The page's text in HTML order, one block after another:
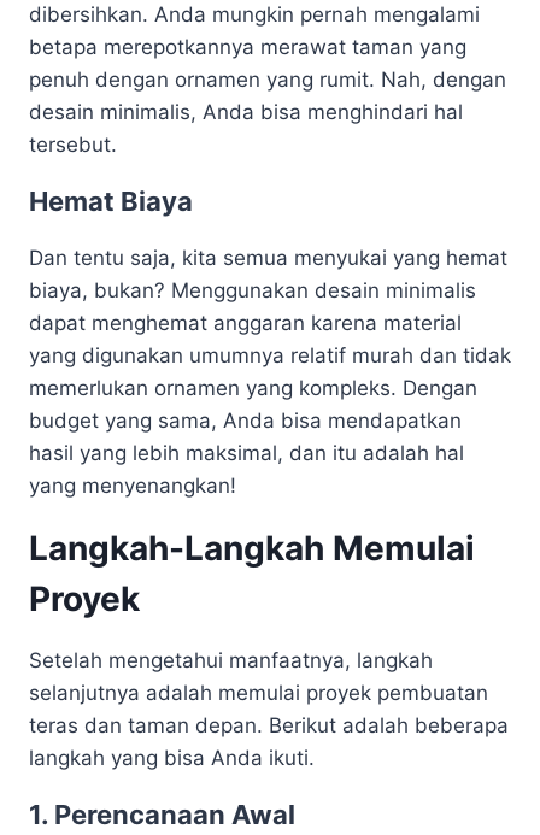
dibersihkan. Anda mungkin pernah mengalami
betapa merepotkannya merawat taman yang
penuh dengan ornamen yang rumit. Nah, dengan
desain minimalis, Anda bisa menghindari hal
tersebut.
Hemat Biaya
Dan tentu saja, kita semua menyukai yang hemat
biaya, bukan? Menggunakan desain minimalis
dapat menghemat anggaran karena material
yang digunakan umumnya relatif murah dan tidak
memerlukan ornamen yang kompleks. Dengan
budget yang sama, Anda bisa mendapatkan
hasil yang lebih maksimal, dan itu adalah hal
yang menyenangkan!
Langkah-Langkah Memulai
Proyek
Setelah mengetahui manfaatnya, langkah
selanjutnya adalah memulai proyek pembuatan
teras dan taman depan. Berikut adalah beberapa
langkah yang bisa Anda ikuti.
1. Perencanaan Awal